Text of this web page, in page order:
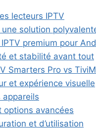
lecteurs IPTV
solution
premium pour
et stabilité avant tout
Smarters Pro vs
et expérience visuelle
options avancées
et d’utilisation